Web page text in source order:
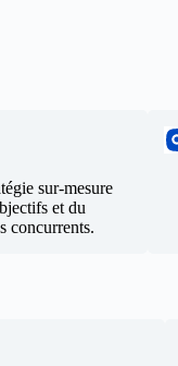
sur-mesure
et du
concurrents.